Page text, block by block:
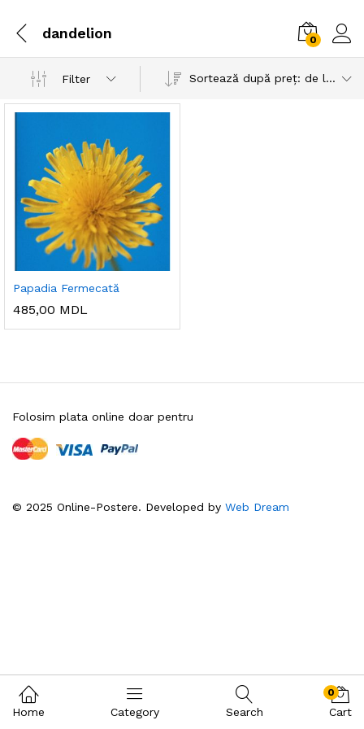
dandelion 0
Filter Sortează după preț: de la mare la mic
Papadia Fermecată
485,00 MDL
© 2025 Online-Postere. Developed by Web Dream
Folosim plata online doar pentru
Home Category Search
0
Cart